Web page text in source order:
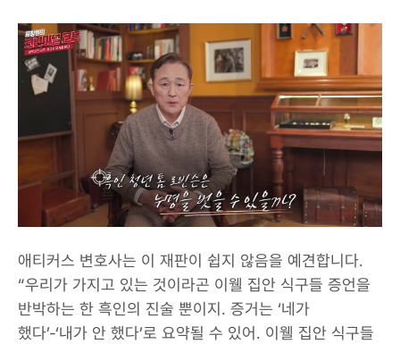
애티커스 변호사는 이 재판이 쉽지 않음을 예견합니다.
“우리가 가지고 있는 것이라곤 이웰 집안 식구들 증언을
반박하는 한 흑인의 진술 뿐이지. 증거는 ‘네가
했다’-‘내가 안 했다’로 요약될 수 있어. 이웰 집안 식구들